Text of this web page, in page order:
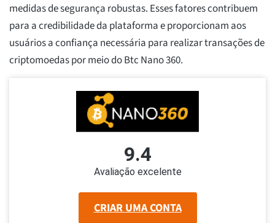
medidas de segurança robustas. Esses fatores contribuem
para a credibilidade da plataforma e proporcionam aos
usuários a confiança necessária para realizar transações de
criptomoedas por meio do Btc Nano 360.
9.4
Avaliação excelente
CRIAR UMA CONTA